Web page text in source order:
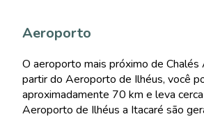
Aeroporto
O aeroporto mais próximo de
partir do Aeroporto de Ilhéus, você
aproximadamente 70 km e leva
Aeroporto de Ilhéus a Itacaré são